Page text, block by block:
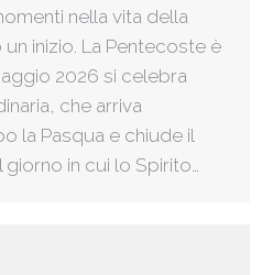
nella vita della
inizio. La Pentecoste è
2026 si celebra
che arriva
la Pasqua e chiude il
in cui lo Spirito…